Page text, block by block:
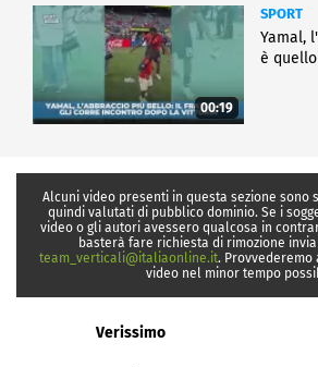
00:19
SPORT
Yamal,
è
Alcuni video presenti in questa sezione sono
quindi valutati di pubblico dominio. Se i
video o gli autori avessero qualcosa in
basterà fare richiesta di rimozione
team_verticali@italiaonline.it.
video nel minor tempo
Verissimo